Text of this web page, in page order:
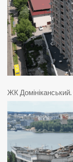
ЖК Домініканський.